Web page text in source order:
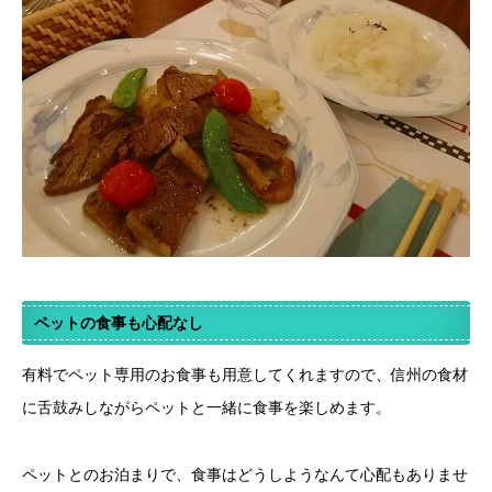
ペットの食事も心配なし
有料でペット専用のお食事も用意してくれますので、信州の食材
に舌鼓みしながらペットと一緒に食事を楽しめます。
ペットとのお泊まりで、食事はどうしようなんて心配もありませ